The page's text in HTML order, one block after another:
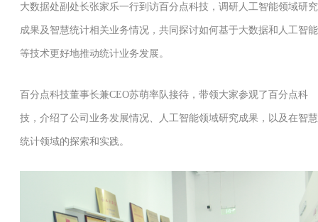
大数据处副处长张家乐一行到访百分点科技，调研人工智能领域研究
成果及智慧统计相关业务情况，共同探讨如何基于大数据和人工智能
等技术更好地推动统计业务发展。
百分点科技董事长兼CEO苏萌率队接待，带领大家参观了百分点科
技，介绍了公司业务发展情况、人工智能领域研究成果，以及在智慧
统计领域的探索和实践。